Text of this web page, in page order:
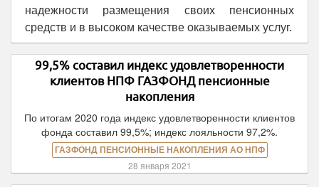
надежности размещения своих пенсионных
средств и в высоком качестве оказываемых услуг.
99,5% составил индекс удовлетворенности
клиентов НПФ ГАЗФОНД пенсионные
накопления
По итогам 2020 года индекс удовлетворенности клиентов
фонда составил 99,5%; индекс лояльности 97,2%.
ГАЗФОНД ПЕНСИОННЫЕ НАКОПЛЕНИЯ АО НПФ
28 января 2021